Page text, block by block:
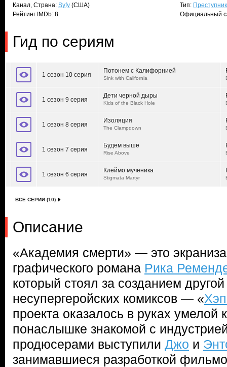
Канал, Страна: Syfy (США)
Рейтинг IMDb: 8
Тип:
Официальный
Гид по сериям
1 сезон 10 серия
Потонем с Калифорнией
Sink with California
1 сезон 9 серия
Дети черной дыры
Kids of the Black Hole
1 сезон 8 серия
Изоляция
The Clampdown
1 сезон 7 серия
Будем выше
Rise Above
1 сезон 6 серия
Клеймо мученика
Stigmata Martyr
ВСЕ СЕРИИ (10)
Описание
«Академия смерти» — это
графического романа Рика
который стоял за созданием
несупергеройских комиксов — «
проекта оказалось в руках умелой
понаслышке знакомой с
продюсерами выступили Джо и
занимавшиеся разработкой